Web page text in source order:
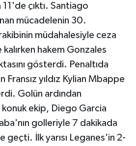
çıktı. Santiago
mücadelenin 30.
müdahalesiyle ceza
kalırken hakem Gonzales
gösterdi. Penaltıda
Fransız yıldız Kylian Mbappe
Golün ardından
ekip, Diego Garcia
golleriyle 7 dakikada
geçti. İlk yarısı Leganes'in 2-